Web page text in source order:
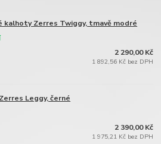
kalhoty Zerres Twiggy, tmavě modré
2 290,00 Kč
1 892,56 Kč bez DPH
Leggy, černé
2 390,00 Kč
1 975,21 Kč bez DPH